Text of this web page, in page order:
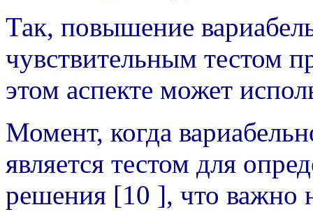
Так, повышение
чувствительным тестом
этом аспекте может
Момент, когда
является тестом для
решения [10 ], что важно